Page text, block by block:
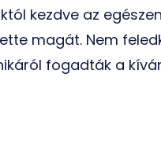
kezdve az
magát. Nem
fogadták a